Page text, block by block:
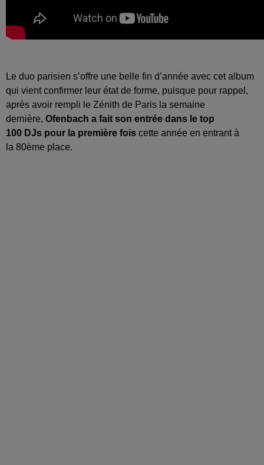
Le duo parisien s’offre une belle fin d’année avec cet album
qui vient confirmer leur état de forme, puisque pour rappel,
après avoir rempli le Zénith de Paris la semaine
dernière, Ofenbach a fait son entrée dans le top
100 DJs pour la première fois cette année en entrant à
la 80ème place.